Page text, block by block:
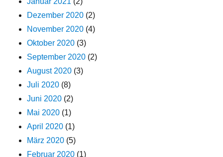
Dezember 2020 (2)
November 2020 (4)
Oktober 2020 (3)
September 2020 (2)
August 2020 (3)
Juli 2020 (8)
Juni 2020 (2)
Mai 2020 (1)
April 2020 (1)
März 2020 (5)
Februar 2020 (1)